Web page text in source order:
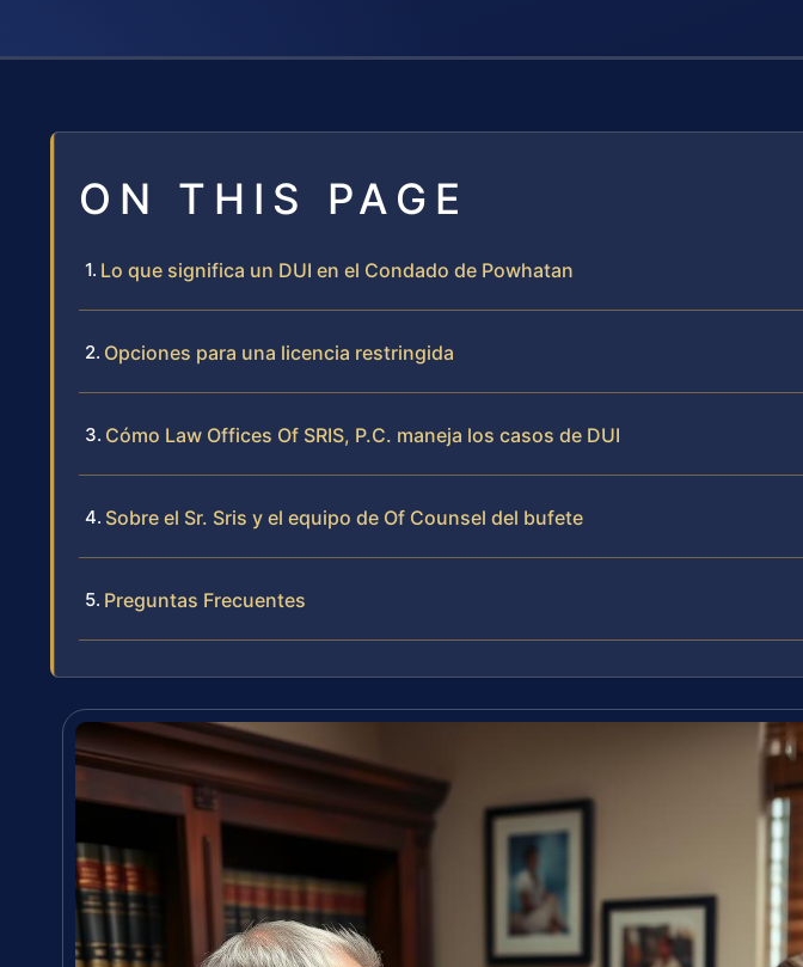
ON THIS PAGE
Lo que significa un DUI en el Condado de Powhatan
Opciones para una licencia restringida
Cómo Law Offices Of SRIS, P.C. maneja los casos de DUI
Sobre el Sr. Sris y el equipo de Of Counsel del bufete
Preguntas Frecuentes